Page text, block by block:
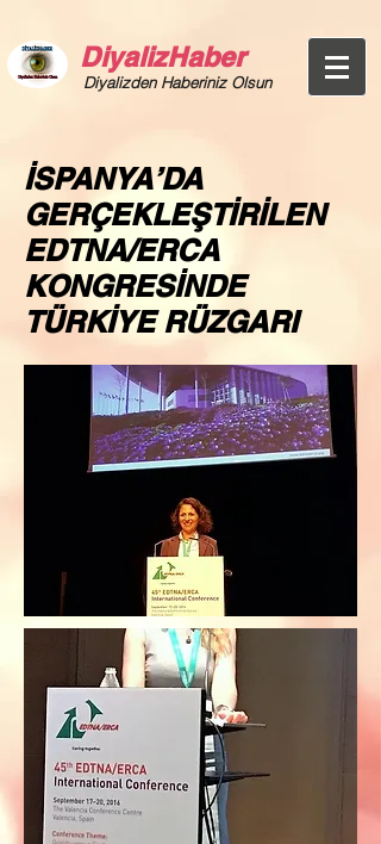
DiyalizHaber
Diyalizden Haberiniz Olsun
İSPANYA’DA
GERÇEKLEŞTİRİLEN
EDTNA/ERCA
KONGRESİNDE
TÜRKİYE RÜZGARI